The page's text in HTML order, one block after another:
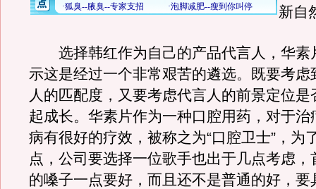
新自
选择韩红作为自己的产品代言人，华素
示这是经过一个非常艰苦的遴选。既要考虑
人的匹配度，又要考虑代言人的前景定位是
起成长。华素片作为一种口腔用药，对于治
病有很好的疗效，被称之为“口腔卫士”，为
点，公司要选择一位歌手也出于几点考虑，
的嗓子一点要好，而且还不是普通的好，要